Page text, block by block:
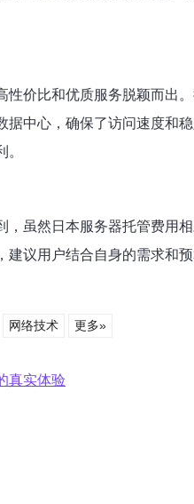
价比和优质服务脱颖而出
中心，确保了访问速度和
虽然日本服务器托管费用
议用户结合自身的需求和
网络技术 更多»
真实体验